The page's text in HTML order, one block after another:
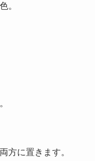
。
方に置きます。